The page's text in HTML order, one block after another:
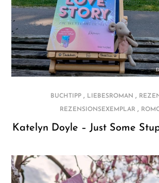
BUCHTIPP, LIEBESROMAN ,
REZENSIONSEXEMPLAR ,
Katelyn Doyle – Just Some